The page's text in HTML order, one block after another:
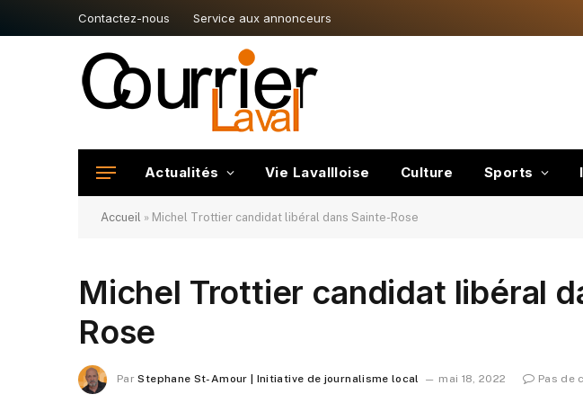
Contactez-nous Service aux annonceurs
Actualités Vie Lavallloise Culture Sports
Accueil » Michel Trottier candidat libéral dans Sainte-Rose
Michel Trottier candidat libéral
Rose
Par Stephane St-Amour | Initiative de journalisme local mai 18, 2022 Pas de